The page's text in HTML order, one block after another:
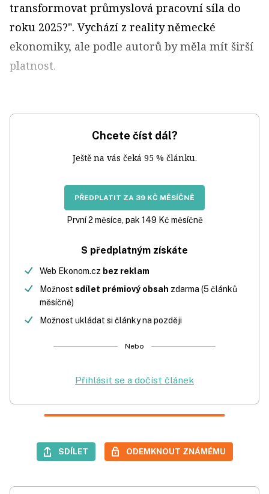
transformovat průmyslová pracovní síla do
roku 2025?". Vychází z reality německé
ekonomiky, ale podle autorů by měla mít širší
platnost.
Chcete číst dál?
Ještě na vás čeká 95 % článku.
PŘEDPLATIT ZA 39 KČ MĚSÍČNĚ
První 2 měsíce, pak 149 Kč měsíčně
S předplatným získáte
Web Ekonom.cz bez reklam
Možnost sdílet prémiový obsah zdarma (5 článků
měsíčně)
Možnost ukládat si články na později
Nebo
Přihlásit se a dočíst článek
SDÍLET ODEMKNOUT ZNÁMÉMU